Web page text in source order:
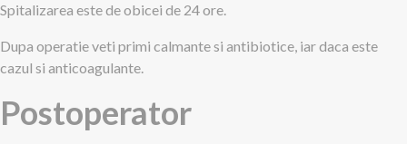
Spitalizarea este de obicei de 24 ore.
Dupa operatie veti primi calmante si antibiotice, iar daca este
cazul si anticoagulante.
Postoperator